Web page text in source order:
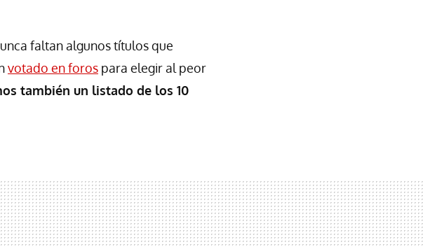
faltan algunos títulos que
votado en foros para elegir al peor
también un listado de los 10